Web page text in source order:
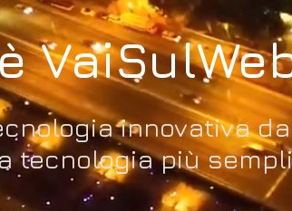
innovativa
tecnologia più